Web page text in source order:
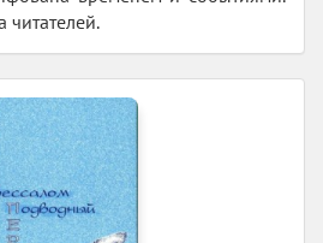
читателей.